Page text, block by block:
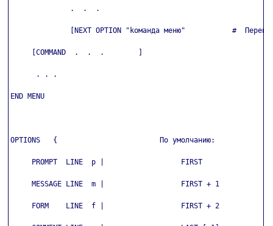
              .  .  .
[NEXT OPTION "kоманда меню"           #
     [COMMAND  .  .  .        ]
      . . .
END MENU
OPTIONS   {                        По умолчанию:
     PROMPT  LINE  p |                  FIRST
     MESSAGE LINE  m |                  FIRST + 1
     FORM    LINE  f |                  FIRST + 2